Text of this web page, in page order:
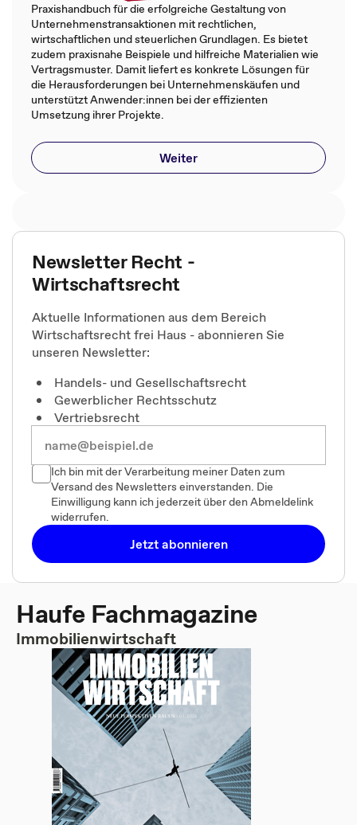
Praxishandbuch für die erfolgreiche Gestaltung von
Unternehmenstransaktionen mit rechtlichen,
wirtschaftlichen und steuerlichen Grundlagen. Es bietet
zudem praxisnahe Beispiele und hilfreiche Materialien wie
Vertragsmuster. Damit liefert es konkrete Lösungen für
die Herausforderungen bei Unternehmenskäufen und
unterstützt Anwender:innen bei der effizienten
Umsetzung ihrer Projekte.
Weiter
Newsletter Recht -
Wirtschaftsrecht
Aktuelle Informationen aus dem Bereich
Wirtschaftsrecht frei Haus - abonnieren Sie
unseren Newsletter:
Handels- und Gesellschaftsrecht
Gewerblicher Rechtsschutz
Vertriebsrecht
Ich bin mit der Verarbeitung meiner Daten zum
Versand des Newsletters einverstanden. Die
Einwilligung kann ich jederzeit über den Abmeldelink
widerrufen.
Jetzt abonnieren
Haufe Fachmagazine
Immobilienwirtschaft